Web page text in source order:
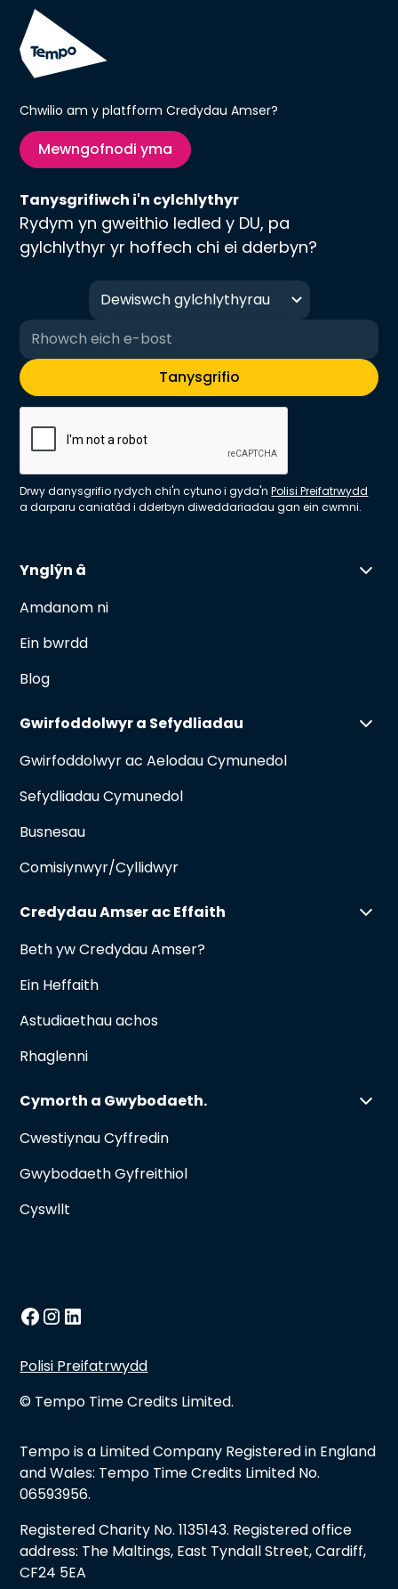
Chwilio am y platfform Credydau Amser?
Mewngofnodi yma
Tanysgrifiwch i'n cylchlythyr
Rydym yn gweithio ledled y DU, pa
gylchlythyr yr hoffech chi ei dderbyn?
Dewiswch gylchlythyrau
Drwy danysgrifio rydych chi'n cytuno i gyda'nPolisi Preifatrwydd
a darparu caniatâd i dderbyn diweddariadau gan ein cwmni.
Ynglŷn â
Amdanom ni
Ein bwrdd
Blog
Gwirfoddolwyr a Sefydliadau
Gwirfoddolwyr ac Aelodau Cymunedol
Sefydliadau Cymunedol
Busnesau
Comisiynwyr/Cyllidwyr
Credydau Amser ac Effaith
Beth yw Credydau Amser?
Ein Heffaith
Astudiaethau achos
Rhaglenni
Cymorth a Gwybodaeth.
Cwestiynau Cyffredin
Gwybodaeth Gyfreithiol
Cyswllt
© Tempo Time Credits Limited.
Polisi Preifatrwydd
Tempo is a Limited Company Registered in England
and Wales: Tempo Time Credits Limited No.
06593956.
Registered Charity No. 1135143. Registered office
address: The Maltings, East Tyndall Street, Cardiff,
CF24 5EA